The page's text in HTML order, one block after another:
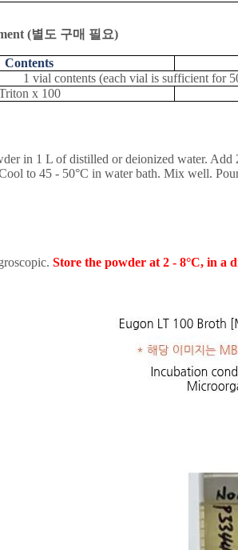
(별도 구매 필요)
Contents
1 vial contents (each vial is sufficient for
x 100
in 1 L of distilled or deionized water.
to 45 - 50°C in water bath. Mix well.
Store the powder at 2 - 8°C, in a